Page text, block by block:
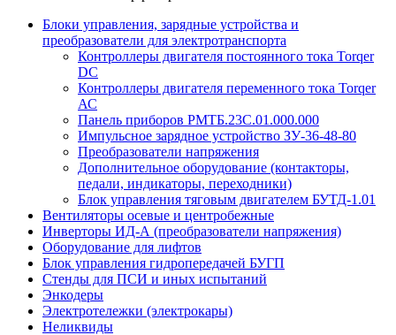
Блоки управления, зарядные устройства и
преобразователи для электротранспорта
Контроллеры двигателя постоянного тока Torqer
DC
Контроллеры двигателя переменного тока Torqer
АС
Панель приборов РМТБ.23С.01.000.000
Импульсное зарядное устройство ЗУ-36-48-80
Преобразователи напряжения
Дополнительное оборудование (контакторы,
педали, индикаторы, переходники)
Блок управления тяговым двигателем БУТД-1.01
Вентиляторы осевые и центробежные
Инверторы ИД-А (преобразователи напряжения)
Оборудование для лифтов
Блок управления гидропередачей БУГП
Стенды для ПСИ и иных испытаний
Энкодеры
Электротележки (электрокары)
Неликвиды